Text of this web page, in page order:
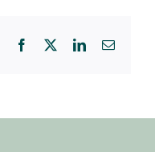
Facebook LinkedInEmail